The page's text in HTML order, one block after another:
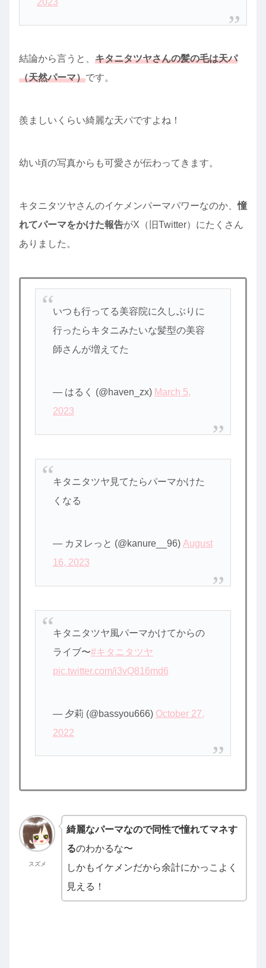
結論から言うと、 キタニタツヤさんの髪の毛は天パ
（天然パーマ）です。
羨ましいくらい綺麗な天パですよね！
幼い頃の写真からも可愛さが伝わってきます。
キタニタツヤさんのイケメンパーマパワーなのか、憧
れてパーマをかけた報告がX（旧Twitter）にたくさん
ありました。
いつも行ってる美容院に久しぶりに
行ったらキタニみたいな髪型の美容
師さんが増えてた
— はるく (@haven_zx) March 5,
2023
キタニタツヤ見てたらパーマかけた
くなる
— カヌレっと (@kanure__96) August
16, 2023
キタニタツヤ風パーマかけてからの
ライブ〜#キタニタツヤ
pic.twitter.com/i3vQ816md6
— 夕莉 (@bassyou666) October 27,
2022
スズメ
綺麗なパーマなので同性で憧れてマネす
るのわかるな〜
しかもイケメンだから余計にかっこよく
見える！